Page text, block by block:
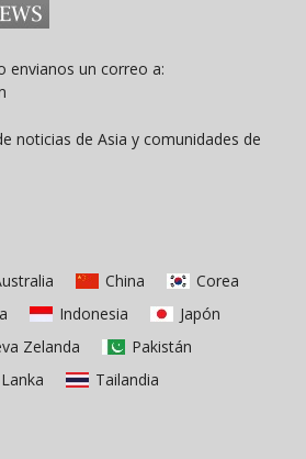
envianos un correo a:
noticias de Asia y comunidades de
China
Corea
Indonesia
Japón
Zelanda
Pakistán
Tailandia